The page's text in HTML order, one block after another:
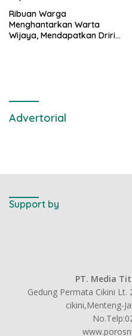
Ribuan Warga
Menghantarkan Warta
Wijaya, Mendapatkan Driri
Advertorial
Support by
PT. Media
Gedung Permata Cikini
cikini,Menteng-